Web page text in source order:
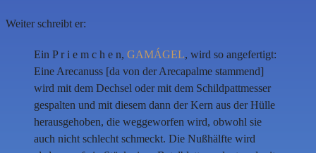
Weiter schreibt er:
Ein P r i e m c h e n, GAMÁGEL, wird so angefertigt:
Eine Arecanuss [da von der Arecapalme stammend]
wird mit dem Dechsel oder mit dem Schildpattmesser
gespalten und mit diesem dann der Kern aus der Hülle
herausgehoben, die weggeworfen wird, obwohl sie
auch nicht schlecht schmeckt. Die Nußhälfte wird